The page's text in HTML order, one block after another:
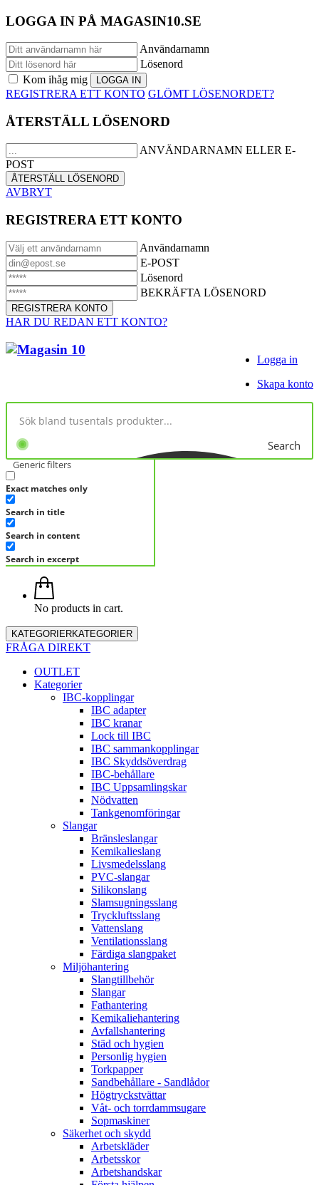
LOGGA IN PÅ MAGASIN10.SE
Användarnamn
Lösenord
Kom ihåg mig
REGISTRERA ETT KONTO GLÖMT LÖSENORDET?
ÅTERSTÄLL LÖSENORD
ANVÄNDARNAMN ELLER E-
POST
AVBRYT
REGISTRERA ETT KONTO
Användarnamn
E-POST
Lösenord
BEKRÄFTA LÖSENORD
HAR DU REDAN ETT KONTO?
Logga in
Skapa konto
Search
Generic filters
Exact matches only
Search in title
Search in content
Search in excerpt
No products in cart.
KATEGORIERKATEGORIER
FRÅGA DIREKT
OUTLET
Kategorier
IBC-kopplingar
IBC adapter
IBC kranar
Lock till IBC
IBC sammankopplingar
IBC Skyddsöverdrag
IBC-behållare
IBC Uppsamlingskar
Nödvatten
Tankgenomföringar
Slangar
Bränsleslangar
Kemikalieslang
Livsmedelsslang
PVC-slangar
Silikonslang
Slamsugningsslang
Tryckluftsslang
Vattenslang
Ventilationsslang
Färdiga slangpaket
Miljöhantering
Slangtillbehör
Slangar
Fathantering
Kemikaliehantering
Avfallshantering
Städ och hygien
Personlig hygien
Torkpapper
Sandbehållare - Sandlådor
Högtryckstvättar
Våt- och torrdammsugare
Sopmaskiner
Säkerhet och skydd
Arbetskläder
Arbetsskor
Arbetshandskar